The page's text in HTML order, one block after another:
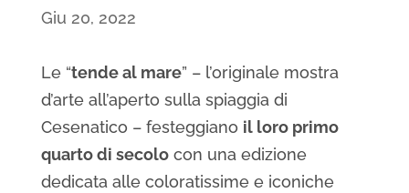
Giu 20, 2022
Le “tende al mare” – l’originale mostra
d’arte all’aperto sulla spiaggia di
Cesenatico – festeggiano il loro primo
quarto di secolocon una edizione
dedicata alle coloratissime e iconiche